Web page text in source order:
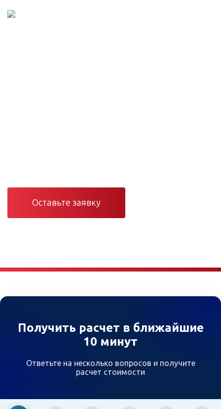
Оставьте заявку
Получить расчет в ближайшие
10 минут
Ответьте на несколько вопросов и получите
расчет стоимости